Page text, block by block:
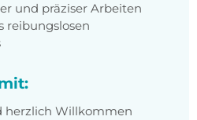
und präziser Arbeiten
reibungslosen
herzlich Willkommen